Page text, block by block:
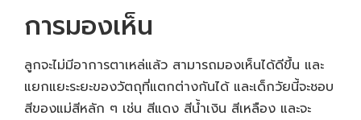
การมองเห็น
ลูกจะไม่มีอาการตาเหล่แล้ว สามารถมองเห็นได้ดีขึ้น และ
แยกแยะระยะของวัตถุที่แตกต่างกันได้ และเด็กวัยนี้จะชอบ
สีของแม่สีหลัก ๆ เช่น สีแดง สีน้ำเงิน สีเหลือง และจะ